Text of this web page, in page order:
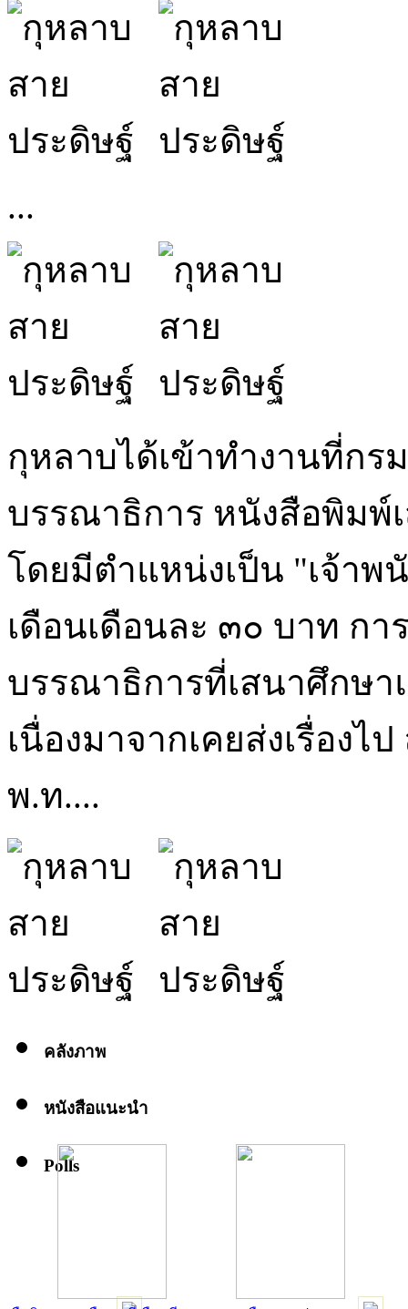
...
กุหลาบได้เข้าทำงานที่กร
บรรณาธิการ หนังสือพิมพ์
โดยมีตำแหน่งเป็น "เจ้าพ
เดือนเดือนละ ๓๐ บาท ก
บรรณาธิการที่เสนาศึกษา
เนื่องมาจากเคยส่งเรื่อง
พ.ท....
คลังภาพ
หนังสือแนะนำ
Polls